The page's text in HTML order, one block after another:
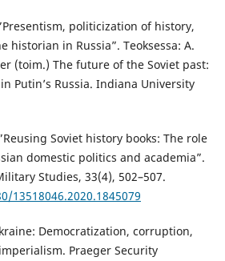
politicization of history,
historian in Russia”. Teoksessa: A.
(toim.) The future of the Soviet past:
Putin’s Russia. Indiana University
Soviet history books: The role
domestic politics and academia”.
Studies, 33(4), 502–507.
13518046.2020.1845079
Democratization, corruption,
Praeger Security